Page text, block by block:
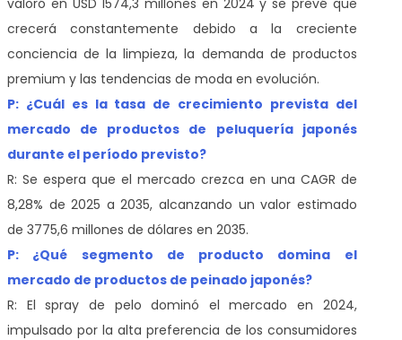
crecerá constantemente debido a la creciente
conciencia de la limpieza, la demanda de productos
premium y las tendencias de moda en evolución.
P: ¿Cuál es la tasa de crecimiento prevista del
mercado de productos de peluquería japonés
durante el período previsto?
R: Se espera que el mercado crezca en una CAGR de
8,28% de 2025 a 2035, alcanzando un valor estimado
de 3775,6 millones de dólares en 2035.
P: ¿Qué segmento de producto domina el
mercado de productos de peinado japonés?
R: El spray de pelo dominó el mercado en 2024,
impulsado por la alta preferencia de los consumidores